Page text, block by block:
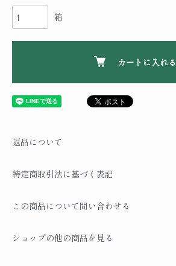
箱
カートに入れる
返品について
特定商取引法に基づく表記
この商品について問い合わせる
ショップの他の商品を見る